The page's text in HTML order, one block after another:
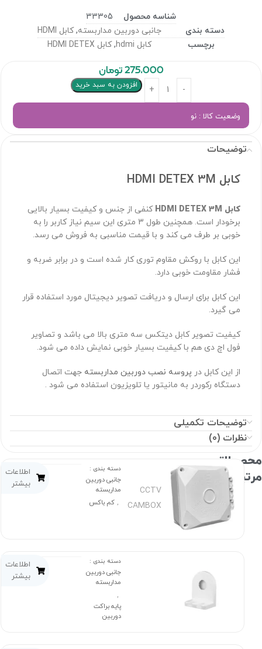
شناسه محصول
33305
دسته بندی
جانبی دوربین مداربسته,کابل HDMI
برچسب
کابل hdmi ,کابل HDMI DETEX
275,000تومان
افزودن به سبد خرید
وضعیت کالا : نو
توضیحات
کابل HDMI DETEX 3M
کابل HDMI DETEX 3M
کنفی از جنس و کیفیت بسیار بالایی
برخودار است. همچنین طول 3 متری این سیم نیاز کاربر را به
خوبی بر طرف می کند و با قیمت مناسبی به فروش می رسد.
این کابل با روکش مقاوم توری کار شده است و در برابر ضربه و
فشار مقاومت خوبی دارد.
این کابل برای ارسال و دریافت تصویر دیجیتال مورد استفاده قرار
می گیرد.
کیفیت تصویر کابل دیتکس سه متری بالا می باشد و تصاویر
فول اچ دی هم با کیفیت بسیار خوبی نمایش داده می شود.
از این کابل درپروسه نصب دوربین مداربستهجهت اتصال
دستگاه رکوردر به مانیتور یا تلویزیون استفاده می شود .
توضیحات تکمیلی
نظرات (0)
CCTV
CAMBOX
دسته بندی :
جانبی دوربین
مداربسته
کم باکس
اطلاعات
بیشتر
دسته بندی :
جانبی دوربین
مداربسته
پایه براکت
دوربین
اطلاعات
بیشتر